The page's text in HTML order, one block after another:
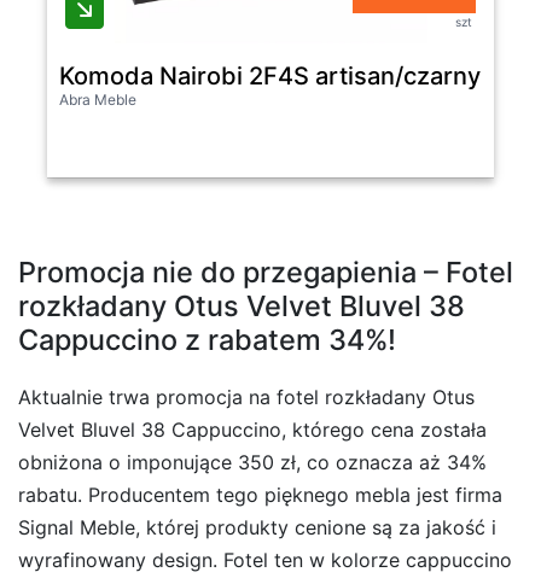
szt
Komoda Nairobi 2F4S artisan/czarny
Abra Meble
Promocja nie do przegapienia – Fotel
rozkładany Otus Velvet Bluvel 38
Cappuccino z rabatem 34%!
Aktualnie trwa promocja na fotel rozkładany Otus
Velvet Bluvel 38 Cappuccino, którego cena została
obniżona o imponujące 350 zł, co oznacza aż 34%
rabatu. Producentem tego pięknego mebla jest firma
Signal Meble, której produkty cenione są za jakość i
wyrafinowany design. Fotel ten w kolorze cappuccino